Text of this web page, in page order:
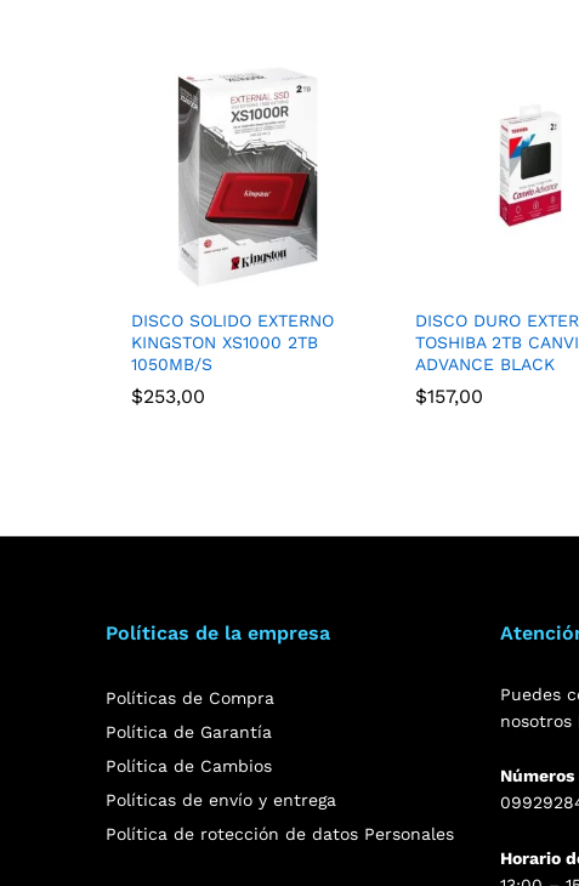
DISCO SOLIDO EXTERNO
KINGSTON XS1000 2TB
1050MB/S
$253,00
DISCO DURO
TOSHIBA 2TB
ADVANCE BLACK
$157,00
Políticas de la empresa
Políticas de Compra
Política de Garantía
Política de Cambios
Políticas de envío y entrega
Política de rotección de datos Personales
Puedes
nosotros
Horario